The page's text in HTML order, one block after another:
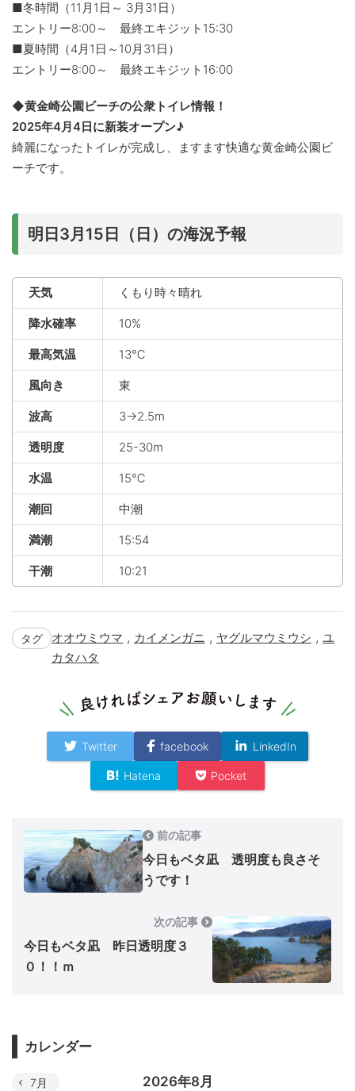
■冬時間（11月1日～ 3月31日）
エントリー8:00～ 最終エキジット15:30
■夏時間（4月1日～10月31日）
エントリー8:00～ 最終エキジット16:00
◆黄金崎公園ビーチの公衆トイレ情報！
2025年4月4日に新装オープン♪
綺麗になったトイレが完成し、ますます快適な黄金崎公園ビ
ーチです。
明日3月15日（日）の海況予報
天気 くもり時々晴れ
降水確率 10%
最高気温 13℃
風向き 東
波高 3→2.5m
透明度 25-30m
水温 15℃
潮回 中潮
満潮 15:54
干潮 10:21
タグ オオウミウマ , カイメンガニ , ヤグルマウミウシ , ユ
カタハタ
Twitter facebook LinkedIn
Hatena Pocket
前の記事
今日もベタ凪 透明度も良さそ
うです！
次の記事
今日もベタ凪 昨日透明度３
０！！ｍ
カレンダー
2026年8月
7月